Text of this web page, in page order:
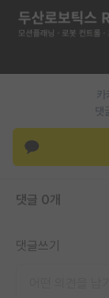
인문사회 계
반도체/AI 게
장학금/장학
유학교육
카
댓
댓글 0개
댓글쓰기